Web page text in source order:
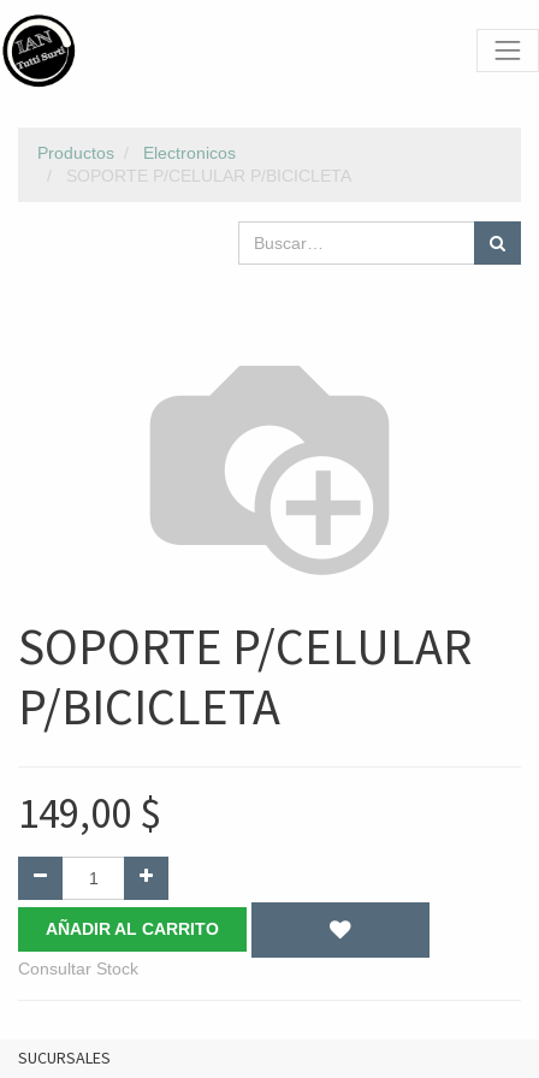
Productos
Electronicos
SOPORTE P/CELULAR P/BICICLETA
SOPORTE P/CELULAR
P/BICICLETA
149,00 $
AÑADIR AL CARRITO
Consultar Stock
SUCURSALES